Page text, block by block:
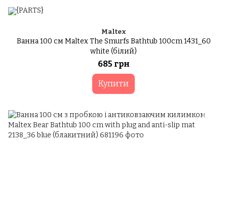
Maltex
Ванна 100 см Maltex The Smurfs Bathtub 100cm 1431_60
white (білий)
685 грн
Купити